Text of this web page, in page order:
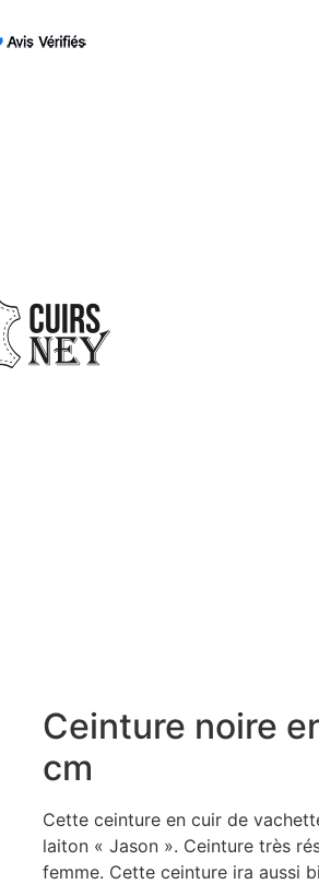
Ceinture noire
cm
Cette ceinture en cuir de
laiton « Jason ». Ceinture très
femme. Cette ceinture ira aussi